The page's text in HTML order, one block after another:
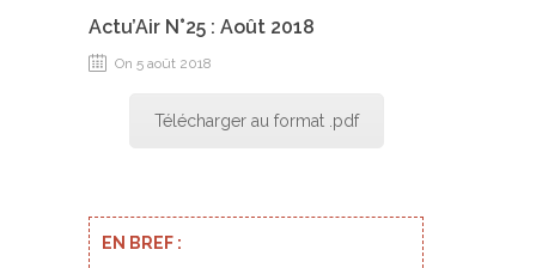
Actu’Air N°25 : Août 2018
On 5 août 2018
Télécharger au format .pdf
EN BREF :